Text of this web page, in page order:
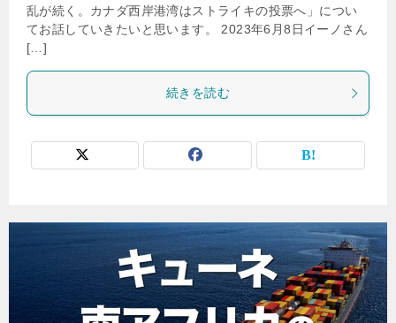
乱が続く。カナダ西岸港湾はストライキの投票へ」につい
てお話していきたいと思います。 2023年6月8日イーノさん
[…]
続きを読む